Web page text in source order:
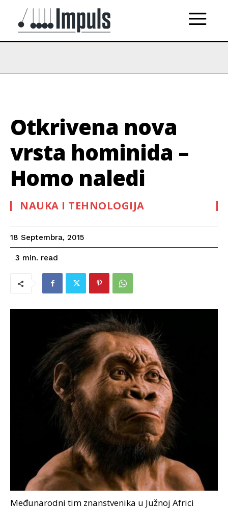
Otkrivena nova
vrsta hominida –
Homo naledi
NAUKA I TEHNOLOGIJA
18 Septembra, 2015
3 min. read
Međunarodni tim znanstvenika u Južnoj Africi